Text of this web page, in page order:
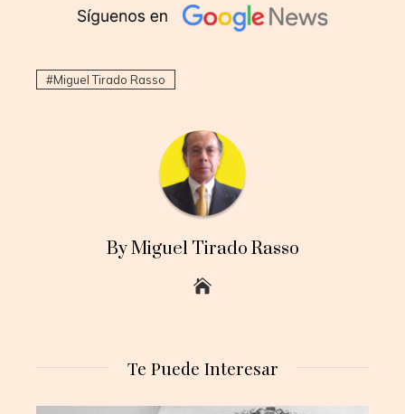
Miguel Tirado Rasso
By Miguel Tirado Rasso
Te Puede Interesar